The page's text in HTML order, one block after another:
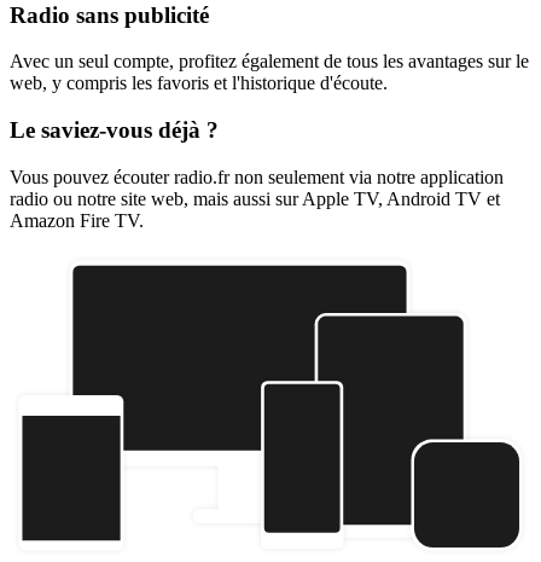
Radio sans publicité
Avec un seul compte, profitez également de tous les avantages sur le
web, y compris les favoris et l'historique d'écoute.
Le saviez-vous déjà ?
Vous pouvez écouter radio.fr non seulement via notre application
radio ou notre site web, mais aussi sur Apple TV, Android TV et
Amazon Fire TV.